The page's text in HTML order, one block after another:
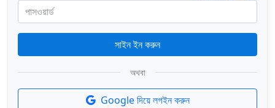
পাসওয়ার্ড
সাইন ইন করুন
অথবা
Google দিয়ে লগইন করুন